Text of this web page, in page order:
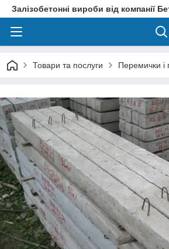
Залізобетонні вироби від компанії
Товари та послуги Перемички і